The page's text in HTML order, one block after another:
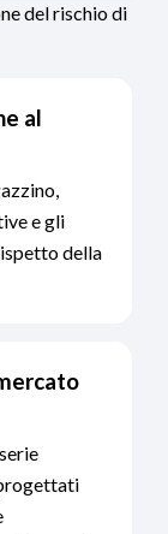
del rischio di
al
e gli
della